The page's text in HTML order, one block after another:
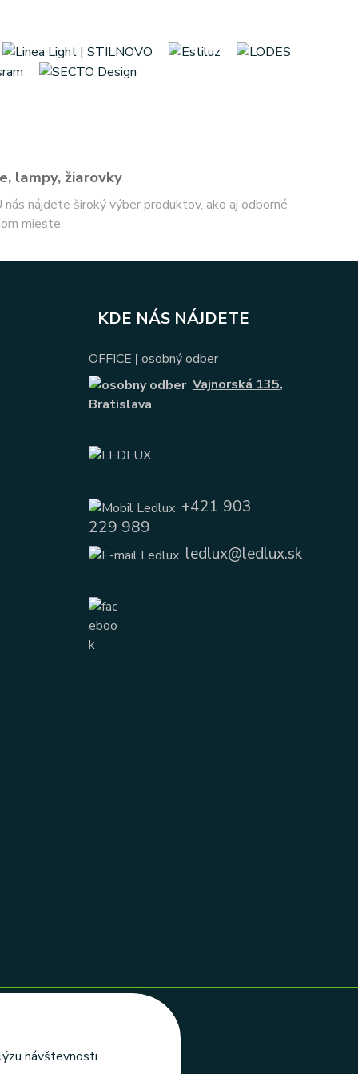
lampy, žiarovky
nájdete široký výber produktov, ako aj odborné
mieste.
KDE NÁS NÁJDETE
OFFICE | osobný odber
Vajnorská 135,
Bratislava
+421 903
229 989
ledlux@ledlux.sk
návštevnosti